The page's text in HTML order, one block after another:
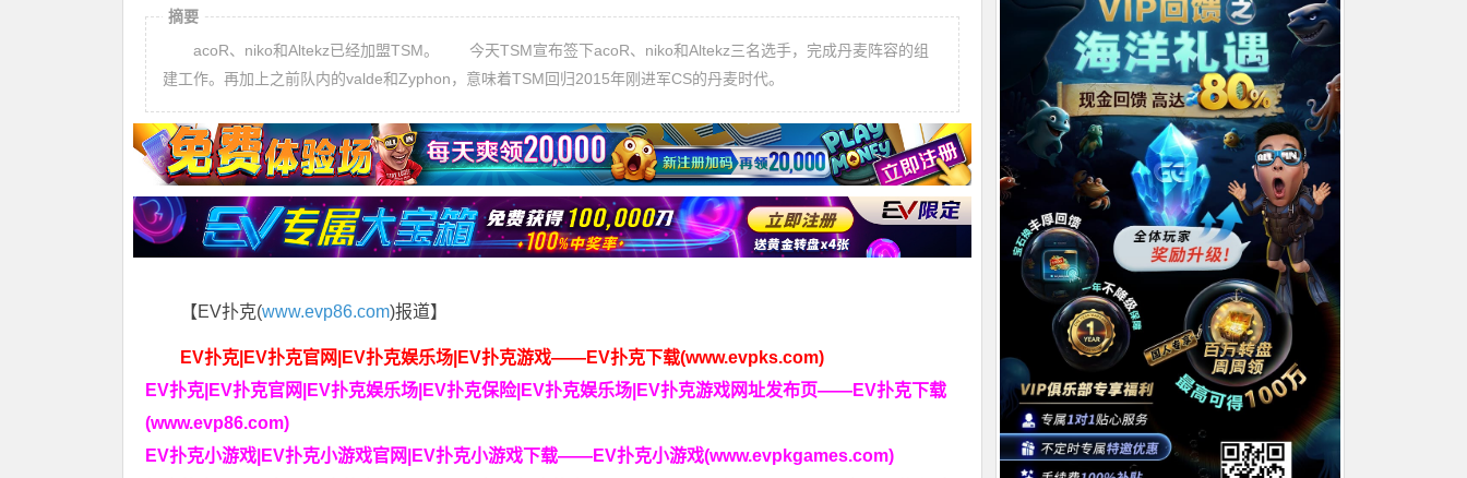
摘要
acoR、niko和Altekz已经加盟TSM。 今天TSM宣布签下acoR、niko和Altekz三名选手，完成丹麦阵容的组
建工作。再加上之前队内的valde和Zyphon，意味着TSM回归2015年刚进军CS的丹麦时代。
【EV扑克(www.evp86.com)报道】
EV扑克|EV扑克官网|EV扑克娱乐场|EV扑克游戏——EV扑克下载(www.evpks.com)
EV扑克|EV扑克官网|EV扑克娱乐场|EV扑克保险|EV扑克娱乐场|EV扑克游戏网址发布页——EV扑克下载
(www.evp86.com)
EV扑克小游戏|EV扑克小游戏官网|EV扑克小游戏下载——EV扑克小游戏(www.evpkgames.com)